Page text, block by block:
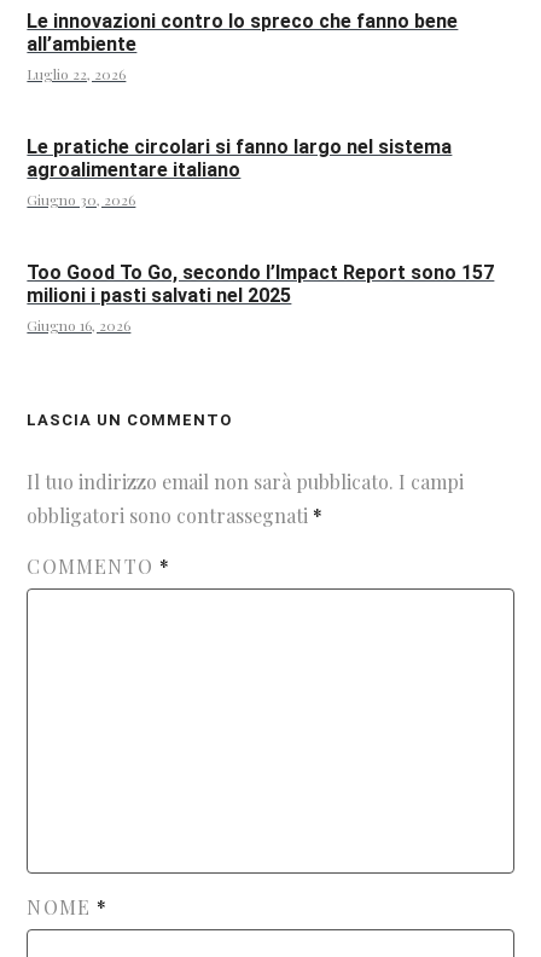
Le innovazioni contro lo spreco che fanno bene
all’ambiente
Luglio 22, 2026
Le pratiche circolari si fanno largo nel sistema
agroalimentare italiano
Giugno 30, 2026
Too Good To Go, secondo l’Impact Report sono 157
milioni i pasti salvati nel 2025
Giugno 16, 2026
LASCIA UN COMMENTO
Il tuo indirizzo email non sarà pubblicato. I campi
obbligatori sono contrassegnati *
COMMENTO *
NOME *